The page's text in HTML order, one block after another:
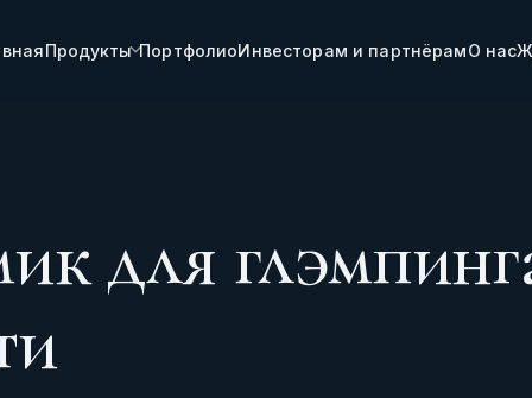
Продукты ПортфолиоИнвесторам и партнёрамО нас
для